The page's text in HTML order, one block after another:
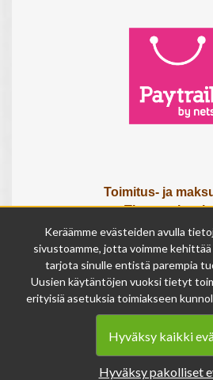
Toimitus- ja
Tietoa
Osta
Tilauksen
Olemme
ma - pe 9 -
la 9 - 14
su suljettu
Keräämme evästeiden avulla
sivustoamme, jotta voimme kehittää
tarjota sinulle entistä parempia
Uusien käytäntöjen vuoksi tietyt
erityisiä asetuksia toimiakseen
joissakin tapauksissa
vaikka olisit kieltänyt evästeiden
käytetään ainoastaan palvelumme
Hyväksy kaikki
Hyväksy pakolliset